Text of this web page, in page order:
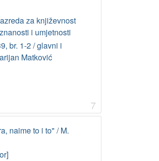
za književnost
i umjetnosti
br. 1-2 / glavni i
Matković
7
naime to i to" / M.